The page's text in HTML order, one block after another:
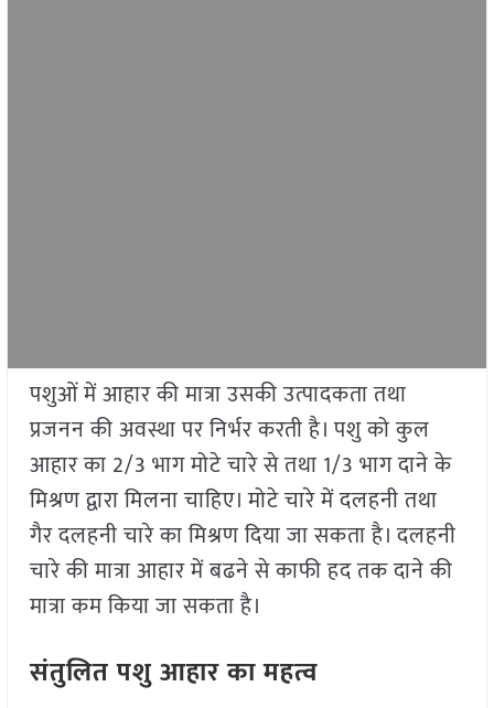
पशुओं में आहार की मात्रा उसकी उत्पादकता तथा
प्रजनन की अवस्था पर निर्भर करती है। पशु को कुल
आहार का 2/3 भाग मोटे चारे से तथा 1/3 भाग दाने के
मिश्रण द्वारा मिलना चाहिए। मोटे चारे में दलहनी तथा
गैर दलहनी चारे का मिश्रण दिया जा सकता है। दलहनी
चारे की मात्रा आहार में बढने से काफी हद तक दाने की
मात्रा कम किया जा सकता है।
संतुलित पशु आहार का महत्व